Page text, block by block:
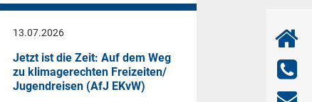
13.07.2026
Jetzt ist die Zeit: Auf dem Weg
zu klimagerechten Freizeiten/
Jugendreisen (AfJ EKvW)